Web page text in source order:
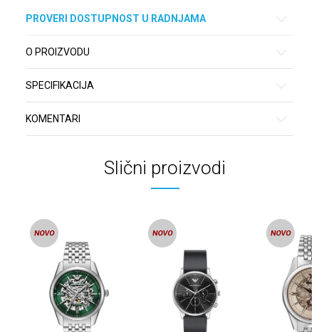
PROVERI DOSTUPNOST U RADNJAMA
O PROIZVODU
SPECIFIKACIJA
KOMENTARI
Slični proizvodi